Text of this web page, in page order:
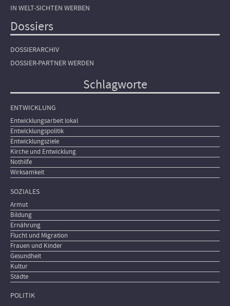
IN WELT-SICHTEN WERBEN
Dossiers
DOSSIERARCHIV
DOSSIER-PARTNER WERDEN
Schlagworte
ENTWICKLUNG
Entwicklungsarbeit lokal
Entwicklungspolitik
Entwicklungsziele
Kirche und Entwicklung
Nothilfe
Wirksamkeit
SOZIALES
Armut
Bildung
Ernährung
Flucht und Migration
Frauen und Kinder
Gesundheit
Kultur
Städte
POLITIK